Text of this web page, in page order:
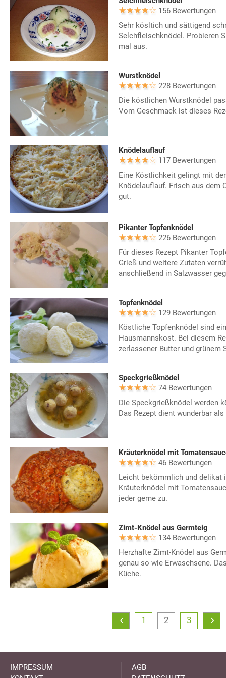
156 Bewertungen
Sehr kösltich und sättigend
Selchfleischknödel. Probieren
mal aus.
Wurstknödel
228 Bewertungen
Die köstlichen Wurstknödel
Vom Geschmack ist dieses
Knödelauflauf
117 Bewertungen
Eine Köstlichkeit gelingt mit
Knödelauflauf. Frisch aus dem
gut.
Pikanter Topfenknödel
226 Bewertungen
Für dieses Rezept Pikanter
Grieß und weitere Zutaten
anschließend in Salzwasser
Topfenknödel
129 Bewertungen
Köstliche Topfenknödel sind
Hausmannskost. Bei diesem
zerlassener Butter und grünem
Speckgrießknödel
74 Bewertungen
Die Speckgrießknödel werden
Das Rezept dient wunderbar
Kräuterknödel mit
46 Bewertungen
Leicht bekömmlich und delikat
Kräuterknödel mit
jeder gerne zu.
Zimt-Knödel aus Germteig
134 Bewertungen
Herzhafte Zimt-Knödel aus
genau so wie Erwaschsene.
Küche.
1 2 3
IMPRESSUM
AGB